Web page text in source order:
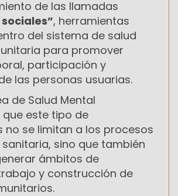
de las llamadas
, herramientas
del sistema de salud
para promover
participación y
las personas usuarias.
de Salud Mental
este tipo de
no se limitan a los procesos
sino que también
ámbitos de
y construcción de